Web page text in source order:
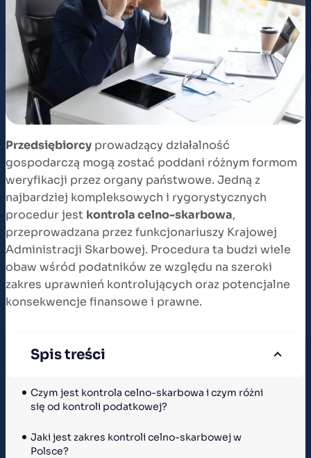
Przedsiębiorcy prowadzący działalność
gospodarczą mogą zostać poddani różnym formom
weryfikacji przez organy państwowe. Jedną z
najbardziej kompleksowych i rygorystycznych
procedur jest kontrola celno-skarbowa,
przeprowadzana przez funkcjonariuszy Krajowej
Administracji Skarbowej. Procedura ta budzi wiele
obaw wśród podatników ze względu na szeroki
zakres uprawnień kontrolujących oraz potencjalne
konsekwencje finansowe i prawne.
Spis treści
Czym jest kontrola celno-skarbowa i czym różni
się od kontroli podatkowej?
Jaki jest zakres kontroli celno-skarbowej w
Polsce?